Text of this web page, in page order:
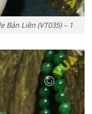
Bản Liền (VT035) – 1